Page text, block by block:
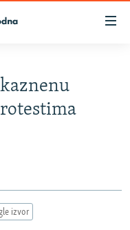
izvor